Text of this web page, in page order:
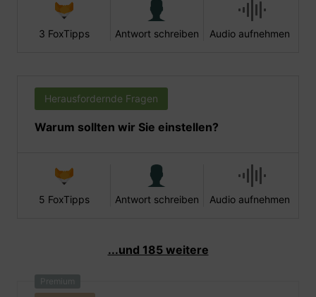
3 FoxTipps Antwort schreiben Audio aufnehmen
Herausfordernde Fragen
Warum sollten wir Sie einstellen?
5 FoxTipps Antwort schreiben Audio aufnehmen
...und 185 weitere
Premium